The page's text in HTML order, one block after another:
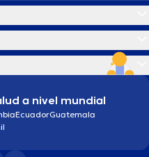
a nivel mundial
EcuadorGuatemala